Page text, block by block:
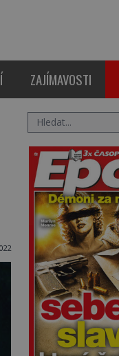
ZAJÍMAVOSTI